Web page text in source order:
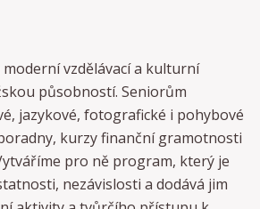
moderní vzdělávací a kulturní
působností. Seniorům
jazykové, fotografické i pohybové
kurzy finanční gramotnosti
pro ně program, který je
nezávislosti a dodává jim